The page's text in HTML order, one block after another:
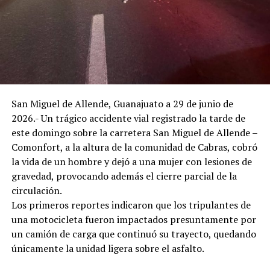
Diana Arellano, logrando una votación de 6 votos a
favor, 4 en contra y una abstención:
A favor de retirar la facultad: La síndica Diana Arellano;
los regidores morenistas José Luis Mexicano, María
Dolores Rodríguez y Andaruby Guerrero; el regidor del
Claudia Elisa Rodríguez.
En contra de la medida: El alcalde Gilberto Zárate
Nieves; los regidores panistas José Antonio Sánchez y
Lilia Carrillo; y el regidor morenista J. Isaías Hurtado.
La discordia que prevalece en el ayuntamiento se
evidenció al abordar la propuesta para modificar el
presupuesto municipal por un monto de 500 mil pesos
para el programa estatal “Mi Colonia a Color”, y 875 mil
pesos para el programa federal de la Comisión de
Fomento al Turismo (COFOTUR).
San Miguel de Allende, Guanajuato a 29 de junio de
2026.- Un trágico accidente vial registrado la tarde de
este domingo sobre la carretera San Miguel de Allende –
Comonfort, a la altura de la comunidad de Cabras, cobró
la vida de un hombre y dejó a una mujer con lesiones de
gravedad, provocando además el cierre parcial de la
circulación.
Los primeros reportes indicaron que los tripulantes de
una motocicleta fueron impactados presuntamente por
un camión de carga que continuó su trayecto, quedando
únicamente la unidad ligera sobre el asfalto.